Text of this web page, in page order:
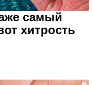
самый
хитрость